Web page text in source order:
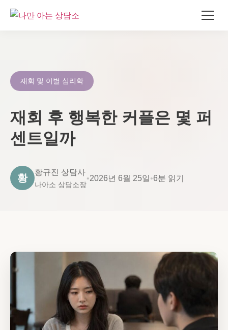
재회 및 이별 심리학
재회 후 행복한 커플은 몇 퍼
센트일까
황
황규진 상담사
나아소 상담소장
•2026년 6월 25일•6분 읽기